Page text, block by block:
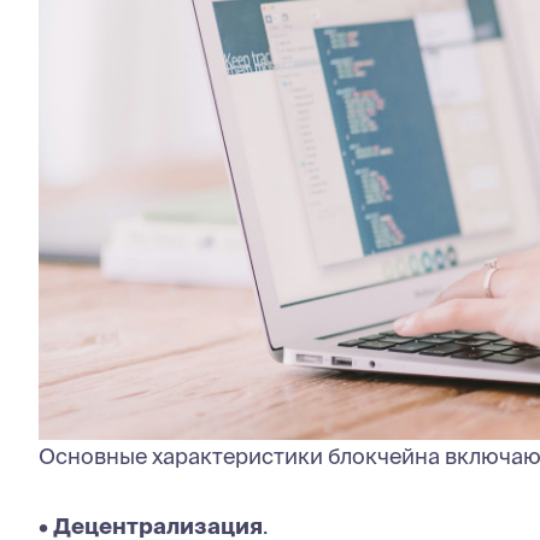
Основные характеристики блокчейна
•Децентрализация.